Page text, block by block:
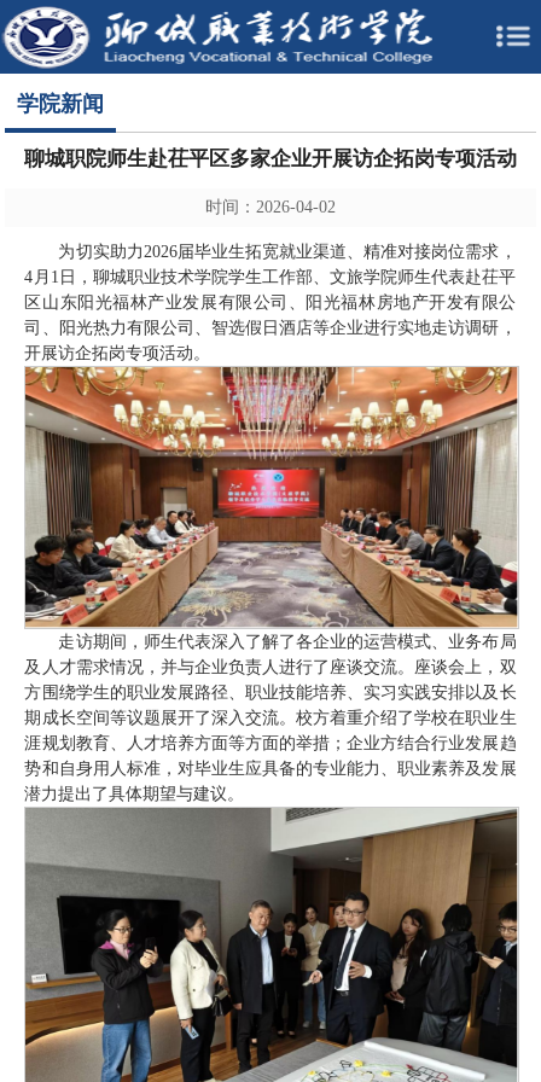
学院新闻
聊城职院师生赴茌平区多家企业开展访企拓岗专项活动
时间：2026-04-02
为切实助力2026届毕业生拓宽就业渠道、精准对接岗位需求，
4月1日，聊城职业技术学院学生工作部、文旅学院师生代表赴茌平
区山东阳光福林产业发展有限公司、阳光福林房地产开发有限公
司、阳光热力有限公司、智选假日酒店等企业进行实地走访调研，
开展访企拓岗专项活动。
走访期间，师生代表深入了解了各企业的运营模式、业务布局
及人才需求情况，并与企业负责人进行了座谈交流。座谈会上，双
方围绕学生的职业发展路径、职业技能培养、实习实践安排以及长
期成长空间等议题展开了深入交流。校方着重介绍了学校在职业生
涯规划教育、人才培养方面等方面的举措；企业方结合行业发展趋
势和自身用人标准，对毕业生应具备的专业能力、职业素养及发展
潜力提出了具体期望与建议。